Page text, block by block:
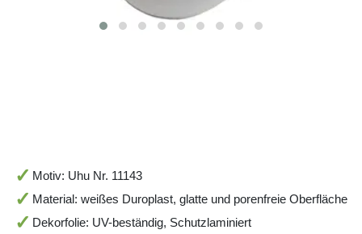
Motiv: Uhu Nr. 11143
Material: weißes Duroplast, glatte und porenfreie Oberfläche
Dekorfolie: UV-beständig, Schutzlaminiert